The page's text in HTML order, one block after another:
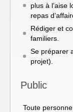
plus à l’aise
repas
Rédiger et
familiers.
Se préparer
projet).
Public
Toute